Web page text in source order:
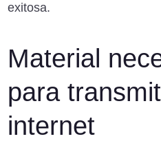
exitosa.
Material
para
internet